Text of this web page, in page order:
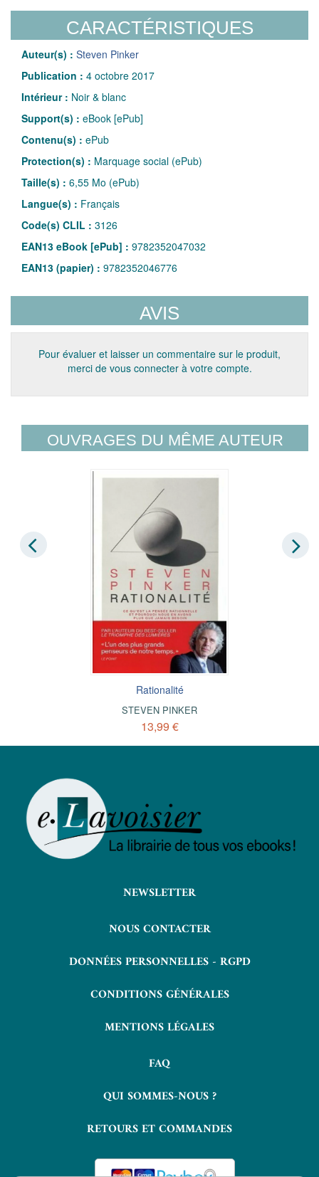
CARACTÉRISTIQUES
Auteur(s) : Steven Pinker
Publication : 4 octobre 2017
Intérieur : Noir & blanc
Support(s) : eBook [ePub]
Contenu(s) : ePub
Protection(s) : Marquage social (ePub)
Taille(s) : 6,55 Mo (ePub)
Langue(s) : Français
Code(s) CLIL : 3126
EAN13 eBook [ePub] : 9782352047032
EAN13 (papier) : 9782352046776
AVIS
Pour évaluer et laisser un commentaire sur le produit,
merci de vous connecter à votre compte.
OUVRAGES DU MÊME AUTEUR
Rationalité
STEVEN PINKER
13,99 €
NEWSLETTER
NOUS CONTACTER
DONNÉES PERSONNELLES - RGPD
CONDITIONS GÉNÉRALES
MENTIONS LÉGALES
FAQ
QUI SOMMES-NOUS ?
RETOURS ET COMMANDES